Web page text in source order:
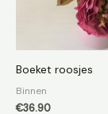
Boeket roosjes
Binnen
€36.90